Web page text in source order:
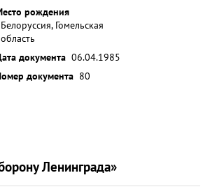
рождения
Белоруссия, Гомельская
область
документа 06.04.1985
документа 80
Ленинграда»